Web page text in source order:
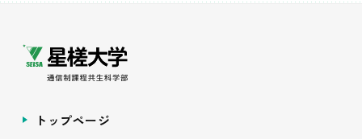
トップページ